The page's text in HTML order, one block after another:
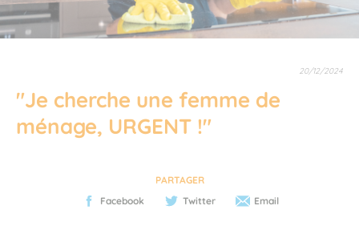
20/12/2024
"Je cherche une femme de
ménage, URGENT !"
PARTAGER
Facebook
Twitter Email